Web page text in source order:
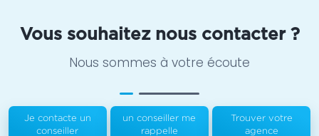
Vous souhaitez nous contacter ?
Nous sommes à votre écoute
Je contacte un
conseiller
un conseiller me
rappelle
Trouver votre
agence